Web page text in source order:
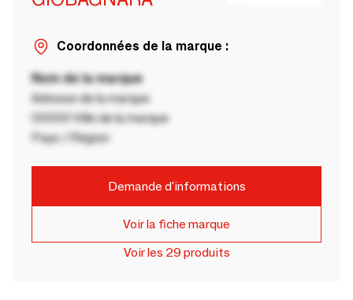
Coordonnées de la marque :
Nom de la marque
Adresse de la marque
00000 Ville de la marque
Pays / Région
Demande d'informations
Voir la fiche marque
Voir les 29 produits